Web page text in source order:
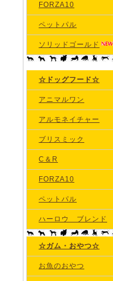
FORZA10
ペットパル
ソリッドゴールド
☆ドッグフード☆
アニマルワン
アルモネイチャー
ブリスミック
C＆R
FORZA10
ペットパル
ハーロウ ブレンド
☆ガム・おやつ☆
お魚のおやつ